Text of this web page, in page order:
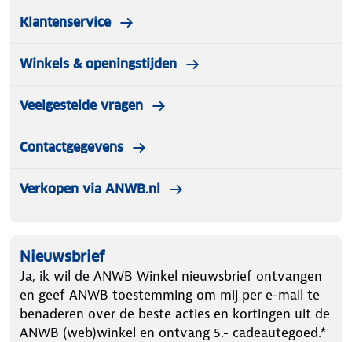
Klantenservice
Winkels & openingstijden
Veelgestelde vragen
Contactgegevens
Verkopen via ANWB.nl
Nieuwsbrief
Ja, ik wil de ANWB Winkel nieuwsbrief ontvangen
en geef ANWB toestemming om mij per e-mail te
benaderen over de beste acties en kortingen uit de
ANWB (web)winkel en ontvang 5.- cadeautegoed.*